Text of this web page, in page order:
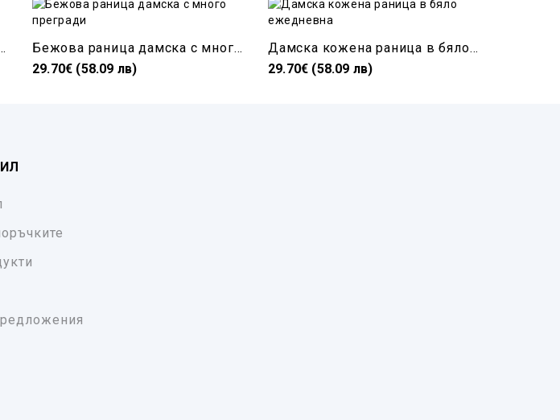
ежедневна
Бежова раница дамска с много прегради
29.70€ (58.09 лв)
Дамска кожена раница в бяло ежедневна
29.70€ (58.09 лв)